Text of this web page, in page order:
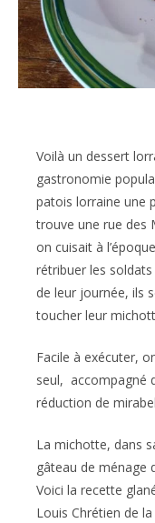
Voilà un dessert
gastronomie
patois lorraine une
trouve une rue des
on cuisait à
rétribuer les
de leur journée, ils
toucher leur
Facile à exécuter,
seul, accompagné
réduction de
La michotte, dans
gâteau de ménage
Voici la recette
Louis Chrétien de